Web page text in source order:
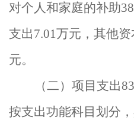
对个人和家庭的补助
支出7.01万元，其他
元。
（二）项目支出
按支出功能科目划分，